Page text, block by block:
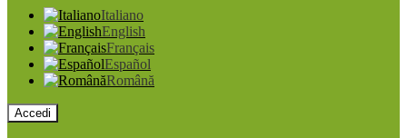
Italiano
English
Français
Español
Română
Accedi